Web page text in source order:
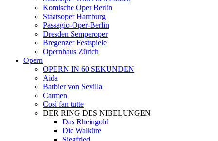
Komische Oper Berlin
Staatsoper Hamburg
Passagio-Oper-Berlin
Dresden Semperoper
Bregenzer Festspiele
Opernhaus Zürich
Opern
OPERN IN 60 SEKUNDEN
Aida
Barbier von Sevilla
Carmen
Così fan tutte
DER RING DES NIBELUNGEN
Das Rheingold
Die Walküre
Siegfried